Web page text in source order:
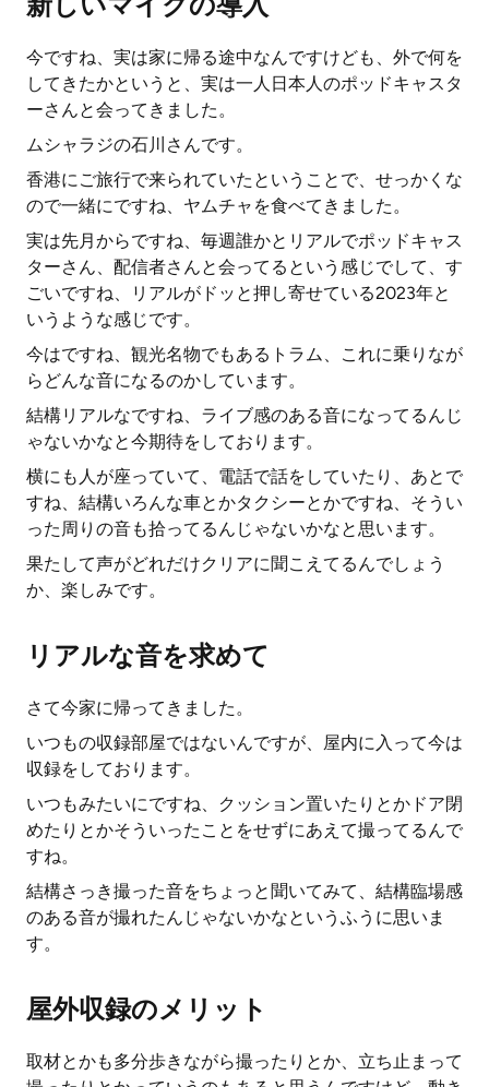
今ですね、実は家に帰る途中なんですけども、外で何を
してきたかというと、実は一人日本人のポッドキャスタ
ーさんと会ってきました。
ムシャラジの石川さんです。
香港にご旅行で来られていたということで、せっかくな
ので一緒にですね、ヤムチャを食べてきました。
実は先月からですね、毎週誰かとリアルでポッドキャス
ターさん、配信者さんと会ってるという感じでして、す
ごいですね、リアルがドッと押し寄せている2023年と
いうような感じです。
今はですね、観光名物でもあるトラム、これに乗りなが
らどんな音になるのかしています。
結構リアルなですね、ライブ感のある音になってるんじ
ゃないかなと今期待をしております。
横にも人が座っていて、電話で話をしていたり、あとで
すね、結構いろんな車とかタクシーとかですね、そうい
った周りの音も拾ってるんじゃないかなと思います。
果たして声がどれだけクリアに聞こえてるんでしょう
か、楽しみです。
リアルな音を求めて
さて今家に帰ってきました。
いつもの収録部屋ではないんですが、屋内に入って今は
収録をしております。
いつもみたいにですね、クッション置いたりとかドア閉
めたりとかそういったことをせずにあえて撮ってるんで
すね。
結構さっき撮った音をちょっと聞いてみて、結構臨場感
のある音が撮れたんじゃないかなというふうに思いま
す。
屋外収録のメリット
取材とかも多分歩きながら撮ったりとか、立ち止まって